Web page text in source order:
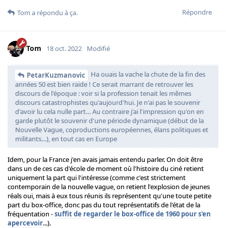
Répondre
Tom a répondu à ça.
Tom 18 oct. 2022 Modifié
PetarKuzmanovic
Ha ouais la vache la chute de la fin des
années 50 est bien raide ! Ce serait marrant de retrouver les
discours de l'époque : voir si la profession tenait les mêmes
discours catastrophistes qu'aujourd'hui. Je n'ai pas le souvenir
d'avoir lu cela nulle part… Au contraire j'ai l'impression qu'on en
garde plutôt le souvenir d'une période dynamique (début de la
Nouvelle Vague, coproductions européennes, élans politiques et
militants…), en tout cas en Europe
Idem, pour la France j'en avais jamais entendu parler. On doit être
dans un de ces cas d'école de moment où l'histoire du ciné retient
uniquement la part qui l'intéresse (comme c'est strictement
contemporain de la nouvelle vague, on retient l'explosion de jeunes
réals oui, mais à eux tous réunis ils représentent qu'une toute petite
part du box-office, donc pas du tout représentatifs de l'état de la
fréquentation -suffit de regarder le box-office de 1960 pour s'en
apercevoir...).